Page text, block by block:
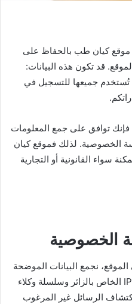
موقع كيان طب بالحفاظ على
قد تكون هذه البيانات:
تُستخدم جميعها للتسجيل في
توافق على جمع المعلومات
الخصوصية. لذلك فموقع كيان
القانونية أو التجارية
الخصوصية
الموقع، نجمع البيانات الموضحة
في نموذج التعليقات، كذلك عنوان IP الخاص بالزائر وسلسلة وكلاء
الرسائل غير المرغوب